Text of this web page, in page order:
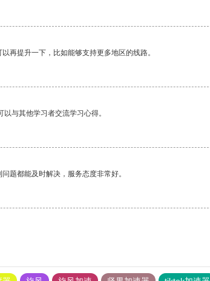
再提升一下，比如能够支持更多地区的线路。
与其他学习者交流学习心得。
题都能及时解决，服务态度非常好。